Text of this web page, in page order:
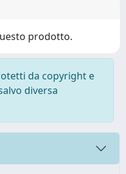
prodotto.
da copyright e
diversa